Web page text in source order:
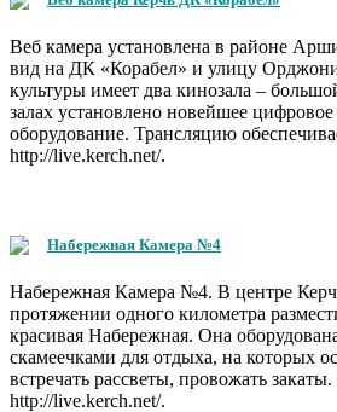
Веб камера установлена в районе
вид на ДК «Корабел» и улицу
культуры имеет два кинозала –
залах установлено новейшее
оборудование. Трансляцию
http://live.kerch.net/.
Набережная Камера №4
Набережная Камера №4. В центре
протяжении одного километра
красивая Набережная. Она
скамеечками для отдыха, на которых
встречать рассветы, провожать
http://live.kerch.net/.